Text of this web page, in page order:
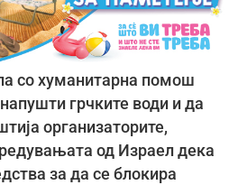
со хуманитарна помош
грчките води и да
организаторите,
од Израел дека
за да се блокира